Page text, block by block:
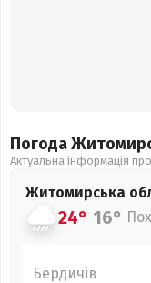
Погода
Актуальна інформація
Житомирська
24° 16°
Бердичів